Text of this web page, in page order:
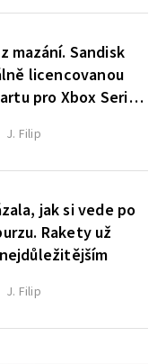
mazání. Sandisk
licencovanou
pro Xbox Series
J. Filip
jak si vede po
Rakety už
J. Filip